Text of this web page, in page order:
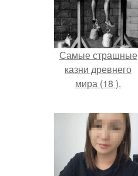
Самые страшные
казни древнего
мира (18 ).